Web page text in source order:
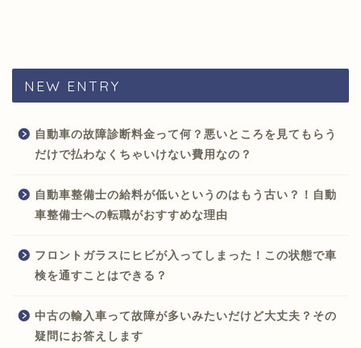
NEW ENTRY
自動車の故障診断料金って何？悪いところを見てもらう
だけで払わなくちゃいけない費用なの？
自動車整備士の給料が低いというのはもう古い？！自動
車整備士への転職がおすすめな理由
フロントガラスにヒビが入ってしまった！この状態で車
検を通すことはできる？
中古の輸入車って故障が多いみたいだけど大丈夫？その
疑問にお答えします